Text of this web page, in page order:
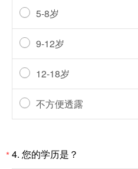
5-8岁
9-12岁
12-18岁
不方便透露
*4. 您的学历是？